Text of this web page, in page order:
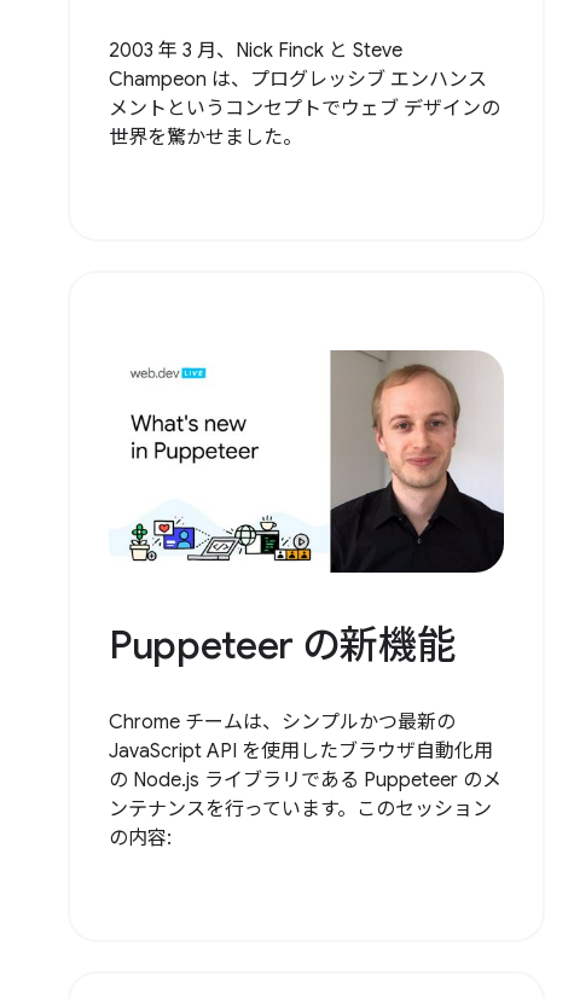
2003 年 3 月、Nick Finck と Steve
Champeon は、プログレッシブ エンハンス
メントというコンセプトでウェブ デザインの
世界を驚かせました。
Puppeteer の新機能
Chrome チームは、シンプルかつ最新の
JavaScript API を使用したブラウザ自動化用
の Node.js ライブラリである Puppeteer のメ
ンテナンスを行っています。このセッション
の内容: